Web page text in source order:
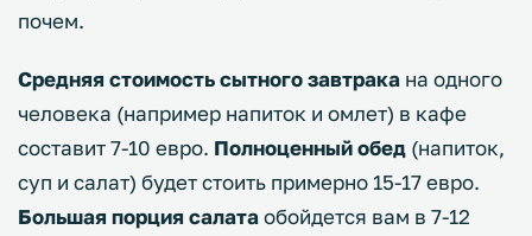
почем.
Средняя стоимость сытного завтрака на одного
человека (например напиток и омлет) в кафе
составит 7-10 евро. Полноценный обед (напиток,
суп и салат) будет стоить примерно 15-17 евро.
Большая порция салатаобойдется вам в 7-12